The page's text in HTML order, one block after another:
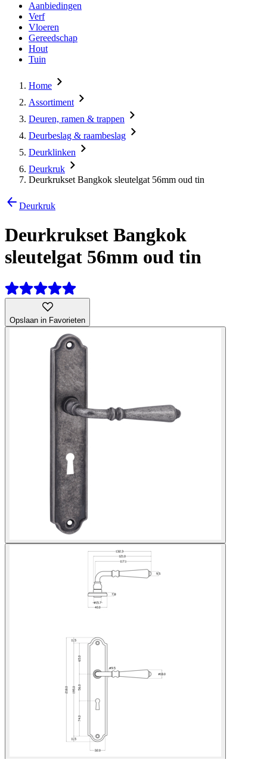
Aanbiedingen
Verf
Vloeren
Gereedschap
Hout
Tuin
Home
Assortiment
Deuren, ramen & trappen
Deurbeslag & raambeslag
Deurklinken
Deurkruk
Deurkrukset Bangkok sleutelgat 56mm oud tin
Deurkruk
Deurkrukset Bangkok
sleutelgat 56mm oud tin
Opslaan in Favorieten